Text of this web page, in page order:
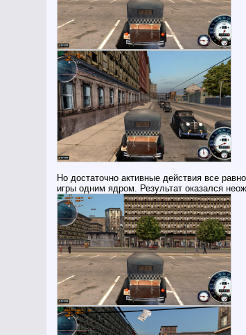
Но достаточно активные действия все
игры одним ядром. Результат оказался